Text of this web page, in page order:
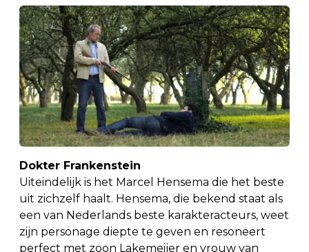
Dokter Frankenstein
Uiteindelijk is het Marcel Hensema die het beste
uit zichzelf haalt. Hensema, die bekend staat als
een van Nederlands beste karakteracteurs, weet
zijn personage diepte te geven en resoneert
perfect met zoon Lakemeijer en vrouw van